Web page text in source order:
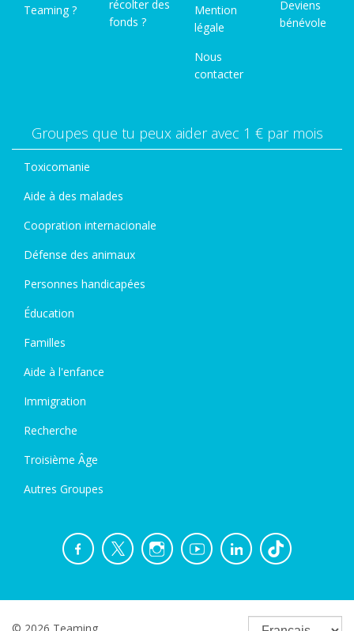
Teaming ?
récolter des
fonds ?
Mention
légale
Nous
contacter
Deviens
bénévole
Groupes que tu peux aider avec 1 € par mois
Toxicomanie
Aide à des malades
Coopration internacionale
Défense des animaux
Personnes handicapées
Éducation
Familles
Aide à l'enfance
Immigration
Recherche
Troisième Âge
Autres Groupes